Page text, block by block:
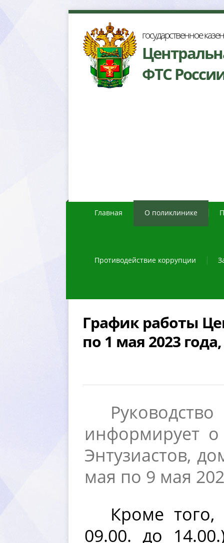
осударственное
ФТС
Главная О поликлинике
Противодействие коррупции
График работы
по 1 мая 2023
информирует
Энтузиастов,
мая по 9 мая
Кроме
09.00. до